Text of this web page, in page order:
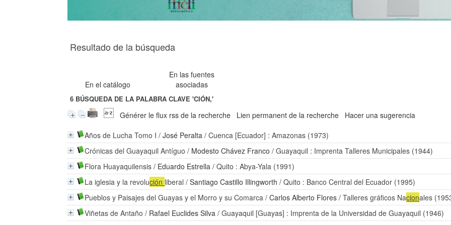
Resultado de la búsqueda
En el catálogo
En las fuentes
asociadas
6 BÚSQUEDA DE LA PALABRA CLAVE'CIÓN,'
Générer le flux rss de la recherche Lien permanent de la recherche
Hacer una sugerencia
Años de Lucha Tomo I /José Peralta / Cuenca [Ecuador] : Amazonas (1973)
Crónicas del Guayaquil Antíguo / Modesto Chávez Franco / Guayaquil : Imprenta Talleres Municipales (1944)
Flora Huayaquilensis / Eduardo Estrella / Quito : Abya-Yala (1991)
La iglesia y la revolución liberal /Santiago Castillo Illingworth / Quito : Banco Central del Ecuador (1995)
Pueblos y Paisajes del Guayas y el Morro y su Comarca /Carlos Alberto Flores / Talleres gráficos Nacionales
Viñetas de Antaño / Rafael Euclides Silva / Guayaquil [Guayas] : Imprenta de la Universidad de Guayaquil (1946)